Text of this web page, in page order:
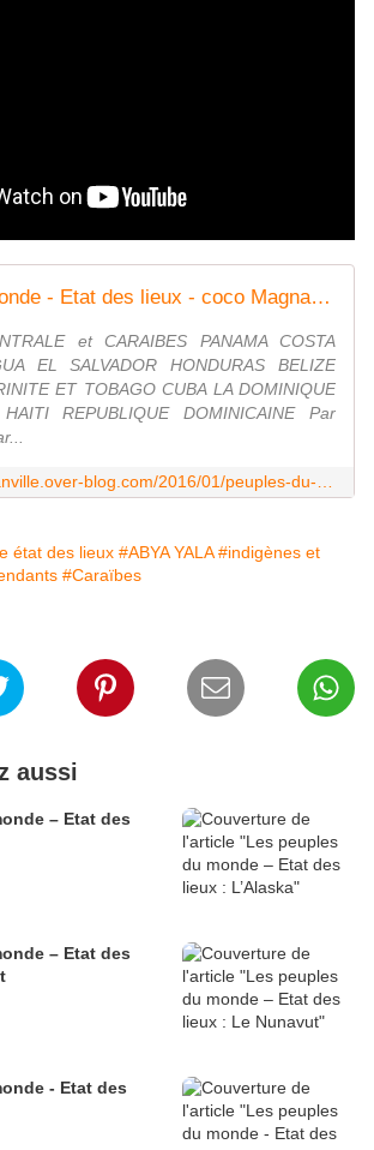
Peuples du monde - Etat des lieux - coco Magnanville
et CARAIBES PANAMA COSTA
EL SALVADOR HONDURAS BELIZE
ET TOBAGO CUBA LA DOMINIQUE
​REPUBLIQUE DOMINICAINE Par
état des lieux #ABYA YALA #indigènes et
#Caraïbes
aussi
– Etat des
– Etat des
- Etat des